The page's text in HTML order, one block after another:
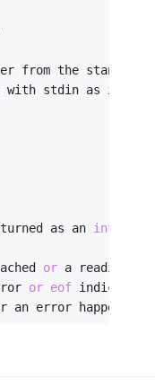
from the
with stdin as its
as an int
or a reading
or eof indicator
an error happened